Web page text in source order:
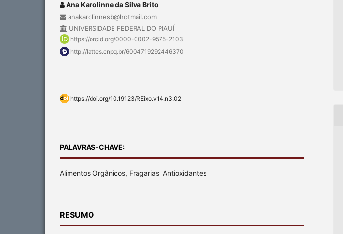
Ana Karolinne da Silva Brito
anakarolinnesb@hotmail.com
UNIVERSIDADE FEDERAL DO PIAUÍ
https://orcid.org/0000-0002-9575-2103
http://lattes.cnpq.br/6004719292446370
https://doi.org/10.19123/REixo.v14.n3.02
PALAVRAS-CHAVE:
Alimentos Orgânicos, Fragarias, Antioxidantes
RESUMO